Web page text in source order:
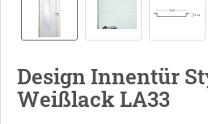
Design Innentür
Weißlack LA33